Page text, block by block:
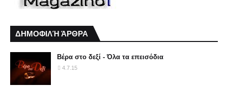
ΔΗΜΟΦΙΛΉ ΆΡΘΡΑ
Βέρα στο δεξί - Όλα τα επεισόδια
4.7.15